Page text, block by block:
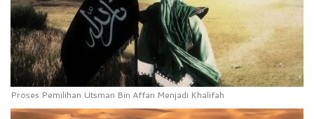
Proses Pemilihan Utsman Bin Affan Menjadi Khalifah